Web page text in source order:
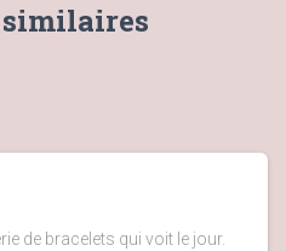
de bracelets qui voit le jour.